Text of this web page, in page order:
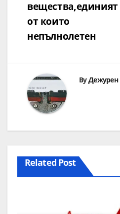
вещества,единият
от които
непълнолетен
ByДежурен
Related Post